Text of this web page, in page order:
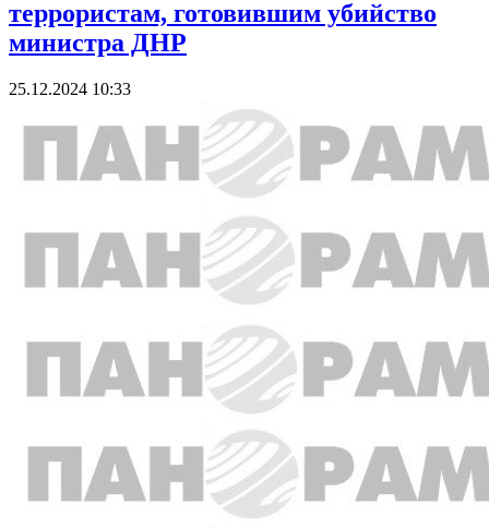
террористам, готовившим убийство
министра ДНР
25.12.2024 10:33